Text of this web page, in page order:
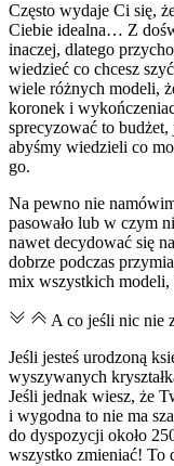
Często wydaje Ci się,
Ciebie idealna… Z
inaczej, dlatego
wiedzieć co chcesz
wiele różnych modeli,
koronek i
sprecyzować to
abyśmy wiedzieli co
go.
Na pewno nie
pasowało lub w czym
nawet decydować się
dobrze podczas
mix wszystkich modeli,
A co jeśli nic nie
Jeśli jesteś urodzoną
wyszywanych
Jeśli jednak wiesz, że
i wygodna to nie ma
do dyspozycji około
wszystko zmieniać! To